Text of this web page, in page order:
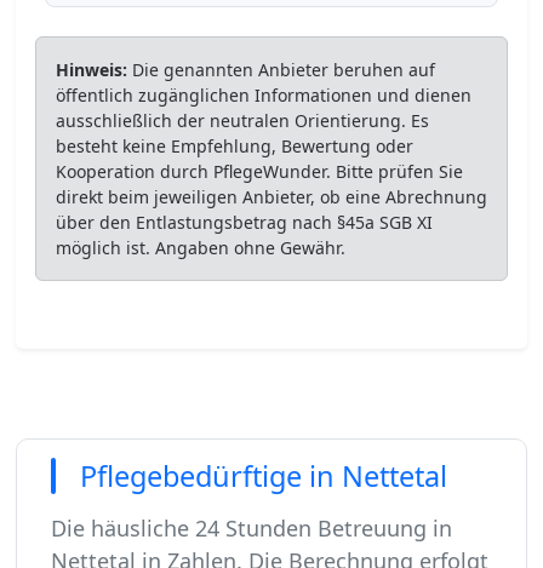
Hinweis: Die genannten Anbieter beruhen auf
öffentlich zugänglichen Informationen und dienen
ausschließlich der neutralen Orientierung. Es
besteht keine Empfehlung, Bewertung oder
Kooperation durch PflegeWunder. Bitte prüfen Sie
direkt beim jeweiligen Anbieter, ob eine Abrechnung
über den Entlastungsbetrag nach §45a SGB XI
möglich ist. Angaben ohne Gewähr.
Pflegebedürftige in Nettetal
Die häusliche 24 Stunden Betreuung in
Nettetal in Zahlen. Die Berechnung erfolgt